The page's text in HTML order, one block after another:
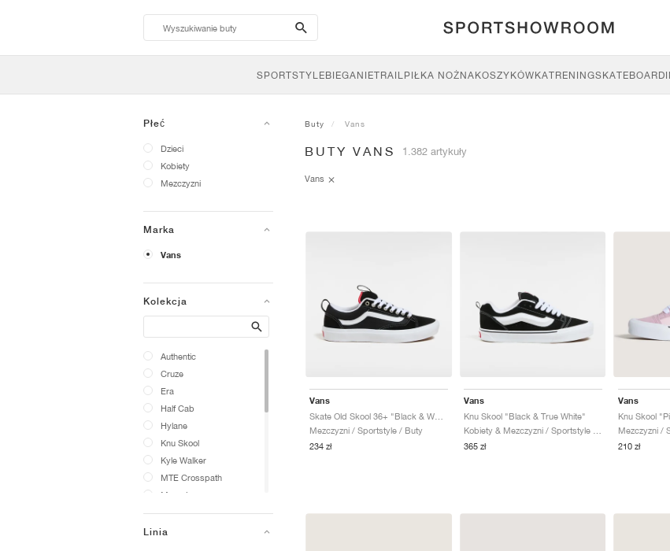
search-
btn
SPORTSTYLEBIEGANIETRAILPIŁKA NOŻNAKOSZYKÓWKATRENING
Płeć
Dzieci
Kobiety
Mezczyzni
Marka
Vans
Kolekcja
Search
Authentic
Cruze
Era
Half Cab
Hylane
Knu Skool
Kyle Walker
MTE Crosspath
Mary Jane
Old Skool
Rowan
Linia
Buty Vans
BUTY VANS 1.382 artykuły
Vans
Vans
Mezczyzni / Sportstyle / Buty
234 zł
Vans
Knu Skool "Black & True White"
365 zł
Vans
Knu Skool
Mezczyzni /
210 zł